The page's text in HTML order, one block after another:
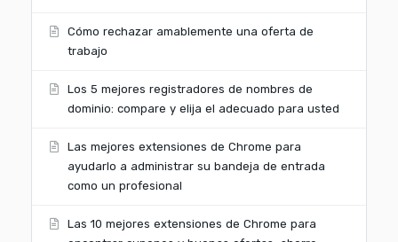
Cómo rechazar amablemente una oferta de
trabajo
Los 5 mejores registradores de nombres de
dominio: compare y elija el adecuado para usted
Las mejores extensiones de Chrome para
ayudarlo a administrar su bandeja de entrada
como un profesional
Las 10 mejores extensiones de Chrome para